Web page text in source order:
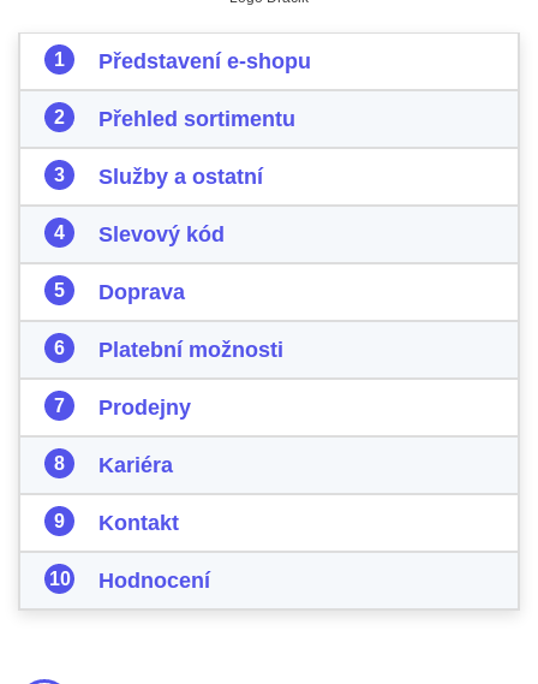
Představení e-shopu
Přehled sortimentu
Služby a ostatní
Slevový kód
Doprava
Platební možnosti
Prodejny
Kariéra
Kontakt
Hodnocení